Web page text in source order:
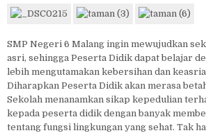
SMP Negeri 6 Malang ingin mewujudkan
asri, sehingga Peserta Didik dapat belajar
lebih mengutamakan kebersihan dan
Diharapkan Peserta Didik akan merasa
Sekolah menanamkan sikap kepedulian
kepada peserta didik dengan banyak
tentang fungsi lingkungan yang sehat. Tak